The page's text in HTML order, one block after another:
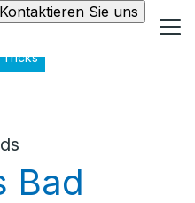
Kontaktieren Sie uns
Bad